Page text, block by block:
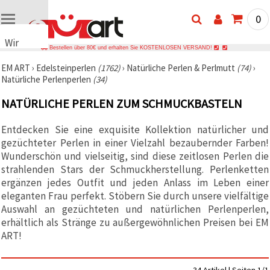
Wir
Cookies
🍪 Wir
Cookies
ähnliche
Technologien,
um das
ordnungsgemäße
Funktionieren
der Website
sicherzustellen,
Ihr
Nutzungserlebnis
zu
verbessern
und, mit
Ihrer
den
0
Bestellen über 80€ und erhalten Sie KOSTENLOSEN VERSAND!
EM ART › Edelsteinperlen (1762)› Natürliche Perlen & Perlmutt (74)›
Natürliche Perlenperlen (34)
NATÜRLICHE PERLEN ZUM SCHMUCKBASTELN
Entdecken Sie eine exquisite Kollektion natürlicher und
gezüchteter Perlen in einer Vielzahl bezaubernder Farben!
Wunderschön und vielseitig, sind diese zeitlosen Perlen die
strahlenden Stars der Schmuckherstellung. Perlenketten
ergänzen jedes Outfit und jeden Anlass im Leben einer
eleganten Frau perfekt. Stöbern Sie durch unsere vielfältige
Auswahl an gezüchteten und natürlichen Perlenperlen,
erhältlich als Stränge zu außergewöhnlichen Preisen bei EM
ART!